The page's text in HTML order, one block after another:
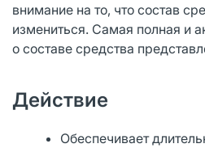
внимание на то, что состав
измениться. Самая полная и
о составе средства
Действие
Обеспечивает